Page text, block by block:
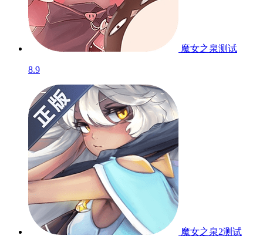
魔女之泉测试
8.9
魔女之泉2测试